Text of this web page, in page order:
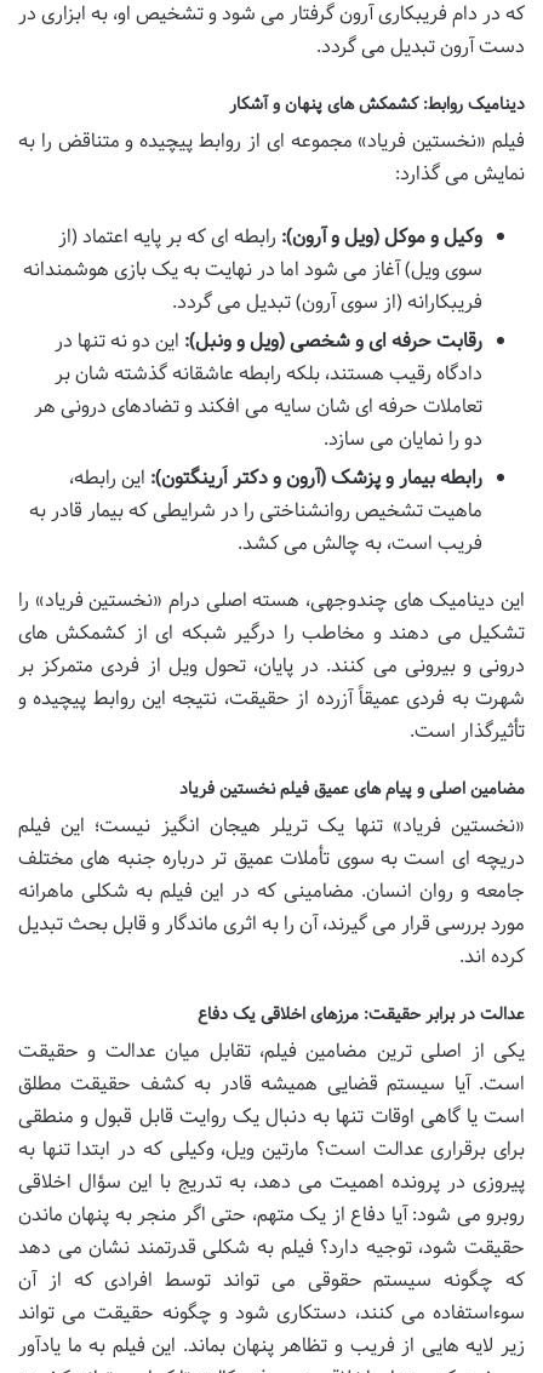
که در دام فریبکاری آرون گرفتار می شود و تشخیص او، به ابزاری در
دست آرون تبدیل می گردد.
دینامیک روابط: کشمکش های پنهان و آشکار
فیلم «نخستین فریاد» مجموعه ای از روابط پیچیده و متناقض را به
نمایش می گذارد:
وکیل و موکل (ویل و آرون): رابطه ای که بر پایه اعتماد (از
سوی ویل) آغاز می شود اما در نهایت به یک بازی هوشمندانه
فریبکارانه (از سوی آرون) تبدیل می گردد.
رقابت حرفه ای و شخصی (ویل و ونبل): این دو نه تنها در
دادگاه رقیب هستند، بلکه رابطه عاشقانه گذشته شان بر
تعاملات حرفه ای شان سایه می افکند و تضادهای درونی هر
دو را نمایان می سازد.
رابطه بیمار و پزشک (آرون و دکتر اَرینگتون): این رابطه،
ماهیت تشخیص روانشناختی را در شرایطی که بیمار قادر به
فریب است، به چالش می کشد.
این دینامیک های چندوجهی، هسته اصلی درام «نخستین فریاد» را
تشکیل می دهند و مخاطب را درگیر شبکه ای از کشمکش های
درونی و بیرونی می کنند. در پایان، تحول ویل از فردی متمرکز بر
شهرت به فردی عمیقاً آزرده از حقیقت، نتیجه این روابط پیچیده و
تأثیرگذار است.
مضامین اصلی و پیام های عمیق فیلم نخستین فریاد
«نخستین فریاد» تنها یک تریلر هیجان انگیز نیست؛ این فیلم
دریچه ای است به سوی تأملات عمیق تر درباره جنبه های مختلف
جامعه و روان انسان. مضامینی که در این فیلم به شکلی ماهرانه
مورد بررسی قرار می گیرند، آن را به اثری ماندگار و قابل بحث تبدیل
کرده اند.
عدالت در برابر حقیقت: مرزهای اخلاقی یک دفاع
یکی از اصلی ترین مضامین فیلم، تقابل میان عدالت و حقیقت
است. آیا سیستم قضایی همیشه قادر به کشف حقیقت مطلق
است یا گاهی اوقات تنها به دنبال یک روایت قابل قبول و منطقی
برای برقراری عدالت است؟ مارتین ویل، وکیلی که در ابتدا تنها به
پیروزی در پرونده اهمیت می دهد، به تدریج با این سؤال اخلاقی
روبرو می شود: آیا دفاع از یک متهم، حتی اگر منجر به پنهان ماندن
حقیقت شود، توجیه دارد؟ فیلم به شکلی قدرتمند نشان می دهد
که چگونه سیستم حقوقی می تواند توسط افرادی که از آن
سوءاستفاده می کنند، دستکاری شود و چگونه حقیقت می تواند
زیر لایه هایی از فریب و تظاهر پنهان بماند. این فیلم به ما یادآور